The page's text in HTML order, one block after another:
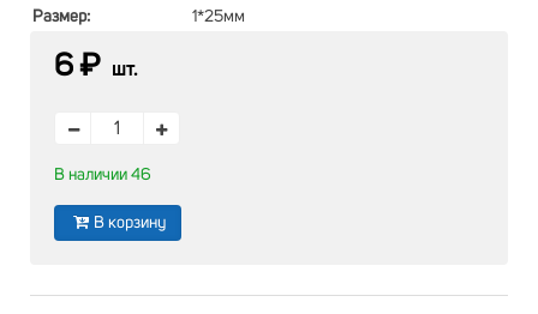
Размер:
1*25мм
6 ₽ шт.
В наличии 46
В корзину